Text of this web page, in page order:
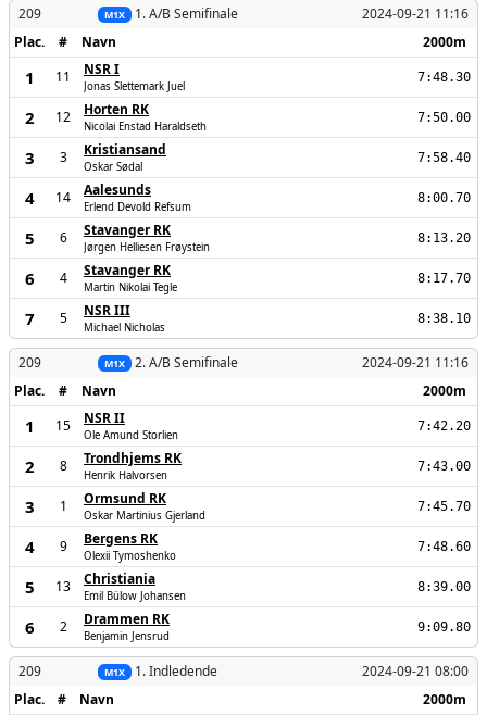
209 M1X 1. A/B Semifinale
2024-09-21 11:16
Plac.
# Navn 2000m
1 11 NSR I
Jonas Slettemark Juel
7:48.30
2 12 Horten RK
Nicolai Enstad Haraldseth
7:50.00
3 3 Kristiansand
Oskar Sødal
7:58.40
4 14 Aalesunds
Erlend Devold Refsum
8:00.70
5 6 Stavanger RK
Jørgen Helliesen Frøystein
8:13.20
6 4 Stavanger RK
Martin Nikolai Tegle
8:17.70
7 5 NSR III
Michael Nicholas
8:38.10
209 M1X 2. A/B Semifinale
2024-09-21 11:16
Plac.
# Navn 2000m
1 15 NSR II
Ole Amund Storlien
7:42.20
2 8 Trondhjems RK
Henrik Halvorsen
7:43.00
3 1 Ormsund RK
Oskar Martinius Gjerland
7:45.70
4 9 Bergens RK
Olexii Tymoshenko
7:48.60
5 13 Christiania
Emil Bülow Johansen
8:39.00
6 2 Drammen RK
Benjamin Jensrud
9:09.80
209 M1X 1. Indledende
2024-09-21 08:00
Plac.
# Navn 2000m